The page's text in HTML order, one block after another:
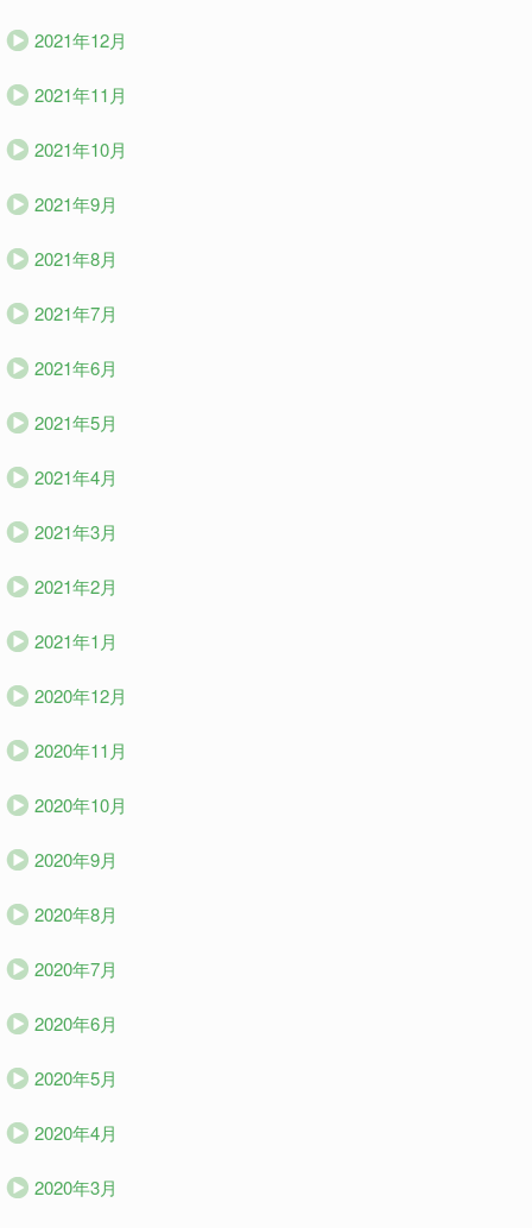
2021年12月
2021年11月
2021年10月
2021年9月
2021年8月
2021年7月
2021年6月
2021年5月
2021年4月
2021年3月
2021年2月
2021年1月
2020年12月
2020年11月
2020年10月
2020年9月
2020年8月
2020年7月
2020年6月
2020年5月
2020年4月
2020年3月